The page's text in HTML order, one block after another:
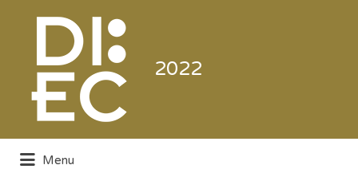
2022
Buscar
Menu